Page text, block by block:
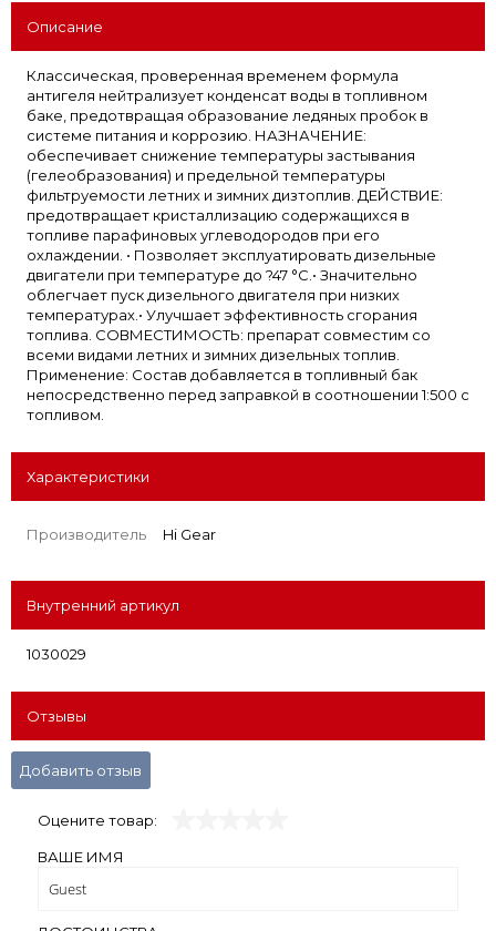
Описание
Классическая, проверенная временем формула
антигеля нейтрализует конденсат воды в топливном
баке, предотвращая образование ледяных пробок в
системе питания и коррозию. НАЗНАЧЕНИЕ:
обеспечивает снижение температуры застывания
(гелеобразования) и предельной температуры
фильтруемости летних и зимних дизтоплив. ДЕЙСТВИЕ:
предотвращает кристаллизацию содержащихся в
топливе парафиновых углеводородов при его
охлаждении. • Позволяет эксплуатировать дизельные
двигатели при температуре до ?47 °С.• Значительно
облегчает пуск дизельного двигателя при низких
температурах.• Улучшает эффективность сгорания
топлива. СОВМЕСТИМОСТЬ: препарат совместим со
всеми видами летних и зимних дизельных топлив.
Применение: Состав добавляется в топливный бак
непосредственно перед заправкой в соотношении 1:500 с
топливом.
Характеристики
Производитель Hi Gear
Внутренний артикул
1030029
Отзывы
Добавить отзыв
Оцените товар:
ВАШЕ ИМЯ